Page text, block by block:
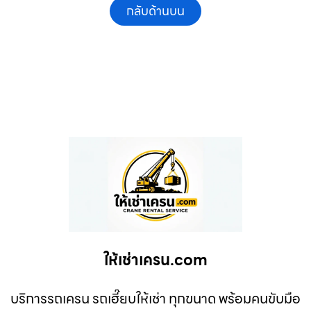
กลับด้านบน
ให้เช่าเครน.com
บริการรถเครน รถเฮี๊ยบให้เช่า ทุกขนาด พร้อมคนขับมือ